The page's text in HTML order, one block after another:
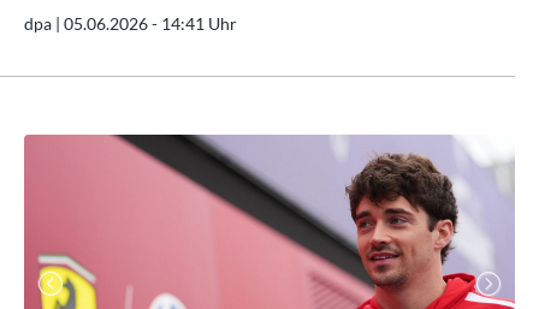
dpa | 05.06.2026 - 14:41 Uhr